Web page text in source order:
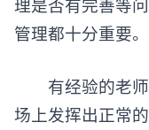
理是否有完善等
管理都十分重要。
有经验的老师
场上发挥出正常